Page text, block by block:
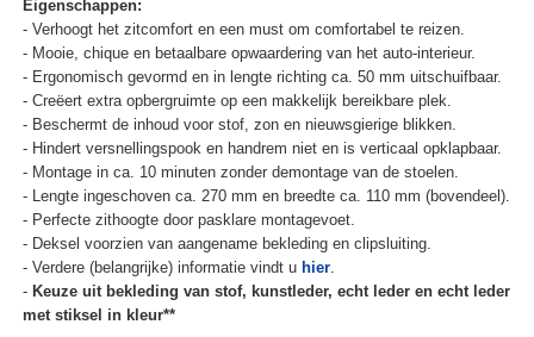
Eigenschappen:
- Verhoogt het zitcomfort en een must om comfortabel te reizen.
- Mooie, chique en betaalbare opwaardering van het auto-interieur.
- Ergonomisch gevormd en in lengte richting ca. 50 mm uitschuifbaar.
- Creëert extra opbergruimte op een makkelijk bereikbare plek.
- Beschermt de inhoud voor stof, zon en nieuwsgierige blikken.
- Hindert versnellingspook en handrem niet en is verticaal opklapbaar.
- Montage in ca. 10 minuten zonder demontage van de stoelen.
- Lengte ingeschoven ca. 270 mm en breedte ca. 110 mm (bovendeel).
- Perfecte zithoogte door pasklare montagevoet.
- Deksel voorzien van aangename bekleding en clipsluiting.
- Verdere (belangrijke) informatie vindt u hier.
- Keuze uit bekleding van stof, kunstleder, echt leder en echt leder
met stiksel in kleur**